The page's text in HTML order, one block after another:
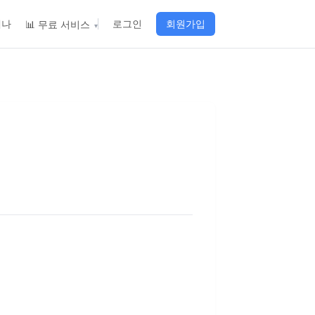
📊 무료 서비스 ▾ 로그인 회원가입